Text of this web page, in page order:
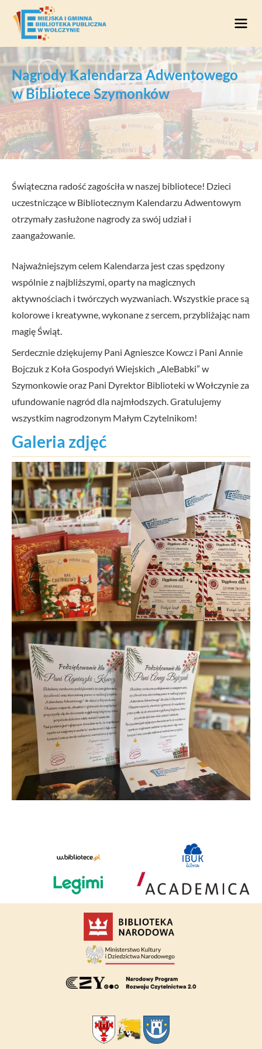
Przejdź do treści
Nagrody Kalendarza Adwentowego
w Bibliotece Szymonków
Świąteczna radość zagościła w naszej bibliotece! Dzieci
uczestniczące w Bibliotecznym Kalendarzu Adwentowym
otrzymały zasłużone nagrody za swój udział i
zaangażowanie.
Najważniejszym celem Kalendarza jest czas spędzony
wspólnie z najbliższymi, oparty na magicznych
aktywnościach i twórczych wyzwaniach. Wszystkie prace są
kolorowe i kreatywne, wykonane z sercem, przybliżając nam
magię Świąt.
Serdecznie dziękujemy Pani Agnieszce Kowcz i Pani Annie
Bojczuk z Koła Gospodyń Wiejskich „AleBabki” w
Szymonkowie oraz Pani Dyrektor Biblioteki w Wołczynie za
ufundowanie nagród dla najmłodszych. Gratulujemy
wszystkim nagrodzonym Małym Czytelnikom!
Galeria zdjęć